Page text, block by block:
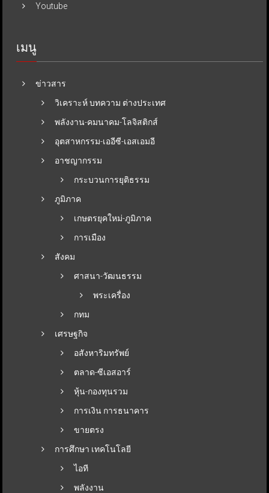
Youtube
เมนู
ข่าวสาร
วิเคราะห์ บทความ ต่างประเทศ
พลังงาน-คมนาคม-โลจิสติกส์
อุตสาหกรรม-เออีซี-เอสเอมอี
อาชญากรรม
กระบวนการยุติธรรม
ภูมิภาค
เกษตรยุคใหม่-ภูมิภาค
การเมือง
สังคม
ศาสนา-วัฒนธรรม
พระเครื่อง
กทม
เศรษฐกิจ
อสังหาริมทรัพย์
ตลาด-ซีเอสอาร์
หุ้น-กองทุนรวม
การเงิน การธนาคาร
ขายตรง
การศึกษา เทคโนโลยี
ไอที
พลังงาน